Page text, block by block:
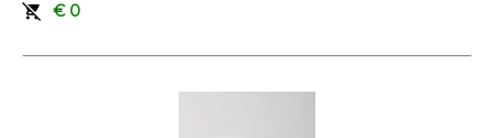
remove_shopping_cart
€ 0